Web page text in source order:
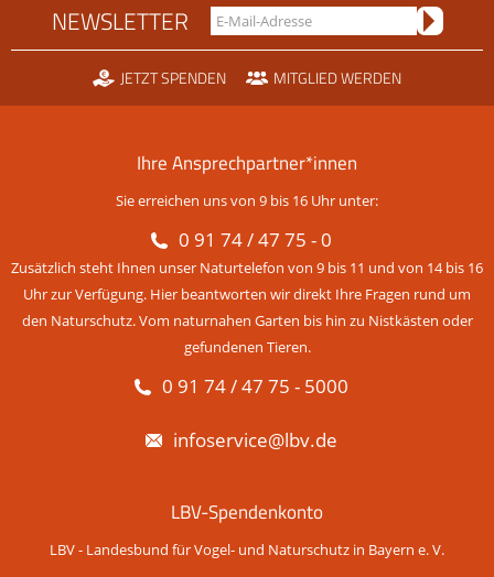
NEWSLETTER
JETZT SPENDEN MITGLIED WERDEN
Ihre Ansprechpartner*innen
Sie erreichen uns von 9 bis 16 Uhr unter:
0 91 74 / 47 75 - 0
Zusätzlich steht Ihnen unser Naturtelefon von 9 bis 11 und von 14 bis 16
Uhr zur Verfügung. Hier beantworten wir direkt Ihre Fragen rund um
den Naturschutz. Vom naturnahen Garten bis hin zu Nistkästen oder
gefundenen Tieren.
0 91 74 / 47 75 - 5000
infoservice@lbv.de
LBV-Spendenkonto
LBV - Landesbund für Vogel- und Naturschutz in Bayern e. V.